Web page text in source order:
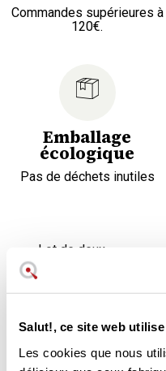
Salut!, ce site web
Les cookies que nous
Commandes supérieures à
120€.
Emballage
écologique
Pas de déchets inutiles
Lot de deux
Design contemporain
Garantie Jura